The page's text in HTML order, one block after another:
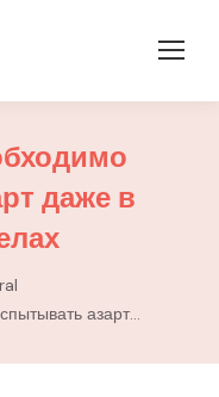
даже в
азарт…